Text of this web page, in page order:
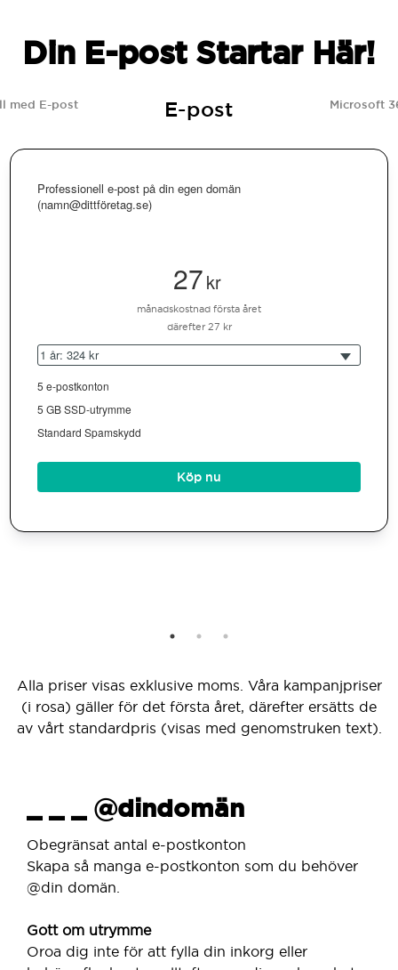
Din E-post Startar Här!
med E-post E-post Microsoft
Professionell e-post på din egen domän
(namn@dittföretag.se)
27kr
månadskostnad första året
därefter 27 kr
1 år: 324 kr
5 e-postkonton
5 GB SSD-utrymme
Standard Spamskydd
Köp nu
Alla priser visas exklusive moms. Våra kampanjpriser
(i rosa) gäller för det första året, därefter ersätts de
av vårt standardpris (visas med genomstruken text).
_ _ _ @dindomän
Obegränsat antal e-postkonton
Skapa så manga e-postkonton som du behöver
@din domän.
Gott om utrymme
Oroa dig inte för att fylla din inkorg eller